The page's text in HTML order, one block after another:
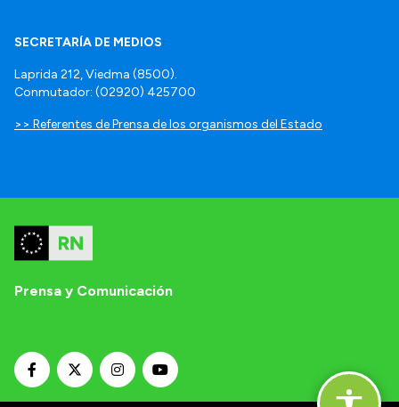
SECRETARÍA DE MEDIOS
Laprida 212, Viedma (8500).
Conmutador: (02920) 425700
>> Referentes de Prensa de los organismos del Estado
Prensa y Comunicación